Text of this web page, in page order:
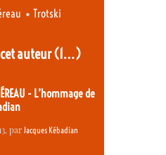
•Trotski
auteur(1…)
- L’hommage de
, par Jacques Kébadian